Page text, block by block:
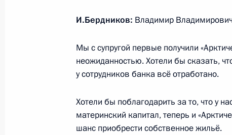
18 декабря 2023 года, 18:50 Москва, Кремль
Владимир Путин подал документы в
Видеообращение к участникам
И.Бердников: Владимир
Мы с супругой первые получили
неожиданностью. Хотели бы сказать,
у сотрудников банка всё отработано.
Хотели бы поблагодарить за то, что у
материнский капитал, теперь и
шанс приобрести собственное жильё.